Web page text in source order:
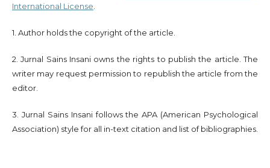
International License
1. Author holds the copyright of the article.
2. Jurnal Sains Insani owns the rights to publish the article. The
writer may request permission to republish the article from the
editor.
3. Jurnal Sains Insani follows the APA (American Psychological
Association) style for all in-text citation and list of bibliographies.